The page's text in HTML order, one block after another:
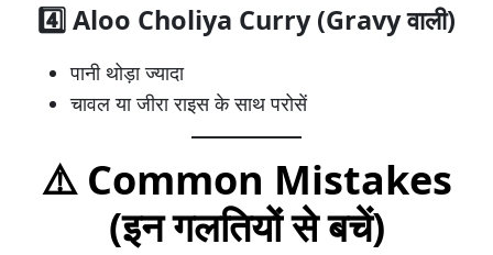
4️⃣ Aloo Choliya Curry (Gravy वाली)
पानी थोड़ा ज्यादा
चावल या जीरा राइस के साथ परोसें
⚠️ Common Mistakes
(इन गलतियों से बचें)